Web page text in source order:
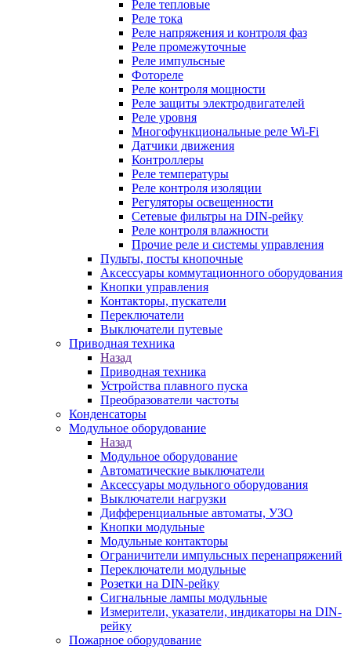
Реле тепловые
Реле тока
Реле напряжения и контроля фаз
Реле промежуточные
Реле импульсные
Фотореле
Реле контроля мощности
Реле защиты электродвигателей
Реле уровня
Многофункциональные реле Wi-Fi
Датчики движения
Контроллеры
Реле температуры
Реле контроля изоляции
Регуляторы освещенности
Сетевые фильтры на DIN-рейку
Реле контроля влажности
Прочие реле и системы управления
Пульты, посты кнопочные
Аксессуары коммутационного оборудования
Кнопки управления
Контакторы, пускатели
Переключатели
Выключатели путевые
Приводная техника
Назад
Приводная техника
Устройства плавного пуска
Преобразователи частоты
Конденсаторы
Модульное оборудование
Назад
Модульное оборудование
Автоматические выключатели
Аксессуары модульного оборудования
Выключатели нагрузки
Дифференциальные автоматы, УЗО
Кнопки модульные
Модульные контакторы
Ограничители импульсных перенапряжений
Переключатели модульные
Розетки на DIN-рейку
Сигнальные лампы модульные
Измерители, указатели, индикаторы на DIN-
рейку
Пожарное оборудование